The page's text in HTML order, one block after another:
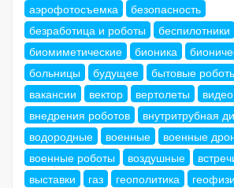
аэрофотосъемка
безопасность
безработица и роботы
беспилотники
биомиметические
бионика
больницы
будущее бытовые
вакансии
вектор вертолеты
видео
внедрения роботов
внутритрубная
водородные
военные
военные
военные роботы
воздушные
выставки
газ геополитика